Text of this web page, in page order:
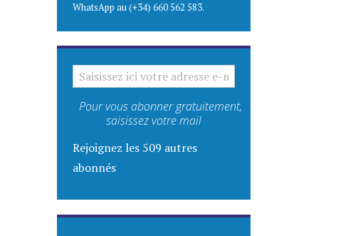
WhatsApp au (+34) 660 562 583.
SAISISSEZ ICI VOTRE ADRESSE E-MAIL
Pour vous abonner gratuitement,
saisissez votre mail
Rejoignez les 509 autres
abonnés